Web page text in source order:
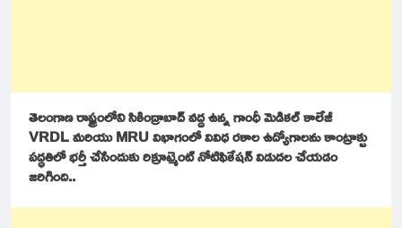
తెలంగాణ రాష్ట్రంలోని సికింద్రాబాద్ వద్ద ఉన్న గాంధీ మెడికల్ కాలేజీ
VRDL మరియు MRU విభాగంలో వివిధ రకాల ఉద్యోగాలను కాంట్రాక్టు
పద్ధతిలో భర్తీ చేసేందుకు రిక్రూట్మెంట్ నోటిఫికేషన్ విడుదల చేయడం
జరిగింది..